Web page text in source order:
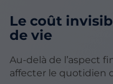
Le coût
de vie
Au-delà de l’aspect
affecter le quotidien